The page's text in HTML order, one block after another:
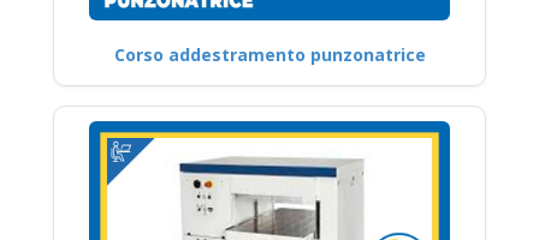
Corso addestramento punzonatrice